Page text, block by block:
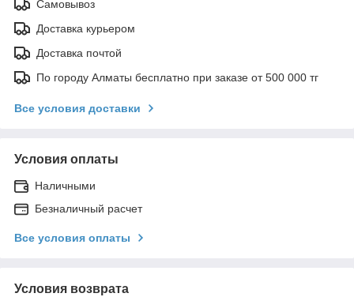
Самовывоз
Доставка курьером
Доставка почтой
По городу Алматы бесплатно при заказе от 500 000 тг
Все условия доставки
Условия оплаты
Наличными
Безналичный расчет
Все условия оплаты
Условия возврата